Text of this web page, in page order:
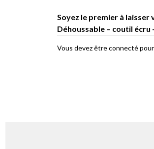
Soyez le premier à laisser
Déhoussable – coutil écru
Vous devez êtreconnecté